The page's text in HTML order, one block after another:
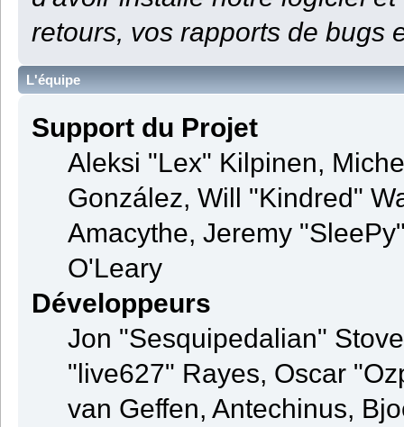
retours, vos rapports de bugs
L'équipe
Support du Projet
Aleksi "Lex" Kilpinen,
González, Will "Kindred"
Amacythe, Jeremy
O'Leary
Développeurs
Jon "Sesquipedalian"
"live627" Rayes, Oscar
van Geffen, Antechinus,